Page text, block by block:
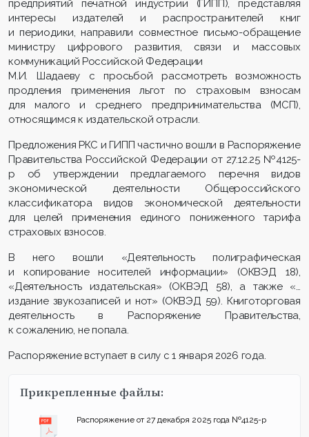
предприятий печатной индустрии (ГИПП), представляя
интересы издателей и распространителей книг
и периодики, направили совместное письмо-обращение
министру цифрового развития, связи и массовых
коммуникаций Российской Федерации
М.И. Шадаеву с просьбой рассмотреть возможность
продления применения льгот по страховым взносам
для малого и среднего предпринимательства (МСП),
относящимся к издательской отрасли.
Предложения РКС и ГИПП частично вошли в Распоряжение
Правительства Российской Федерации от 27.12.25 №4125-
р об утверждении предлагаемого перечня видов
экономической деятельности Общероссийского
классификатора видов экономической деятельности
для целей применения единого пониженного тарифа
страховых взносов.
В него вошли «Деятельность полиграфическая
и копирование носителей информации» (ОКВЭД 18),
«Деятельность издательская» (ОКВЭД 58), а также «…
издание звукозаписей и нот» (ОКВЭД 59). Книготорговая
деятельность в Распоряжение Правительства,
к сожалению, не попала.
Распоряжение вступает в силу с 1 января 2026 года.
Прикрепленные файлы:
Распоряжение от 27 декабря 2025 года №4125-р